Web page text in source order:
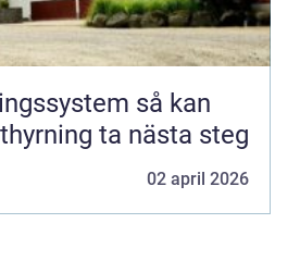
så kan
ta nästa steg
02 april 2026